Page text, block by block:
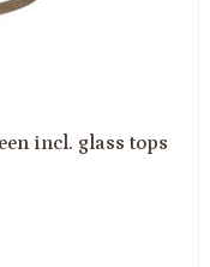
incl. glass tops